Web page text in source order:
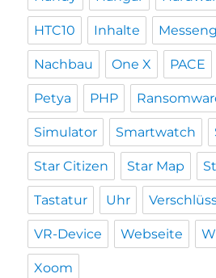
HTC10 Inhalte
Nachbau One X PACE
Petya PHP
Simulator Smartwatch
Star Citizen Star Map
Tastatur Uhr
VR-Device Webseite
Xoom